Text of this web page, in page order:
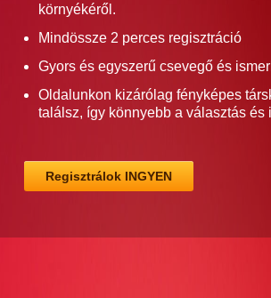
környékéről.
Mindössze 2 perces regisztráció
Gyors és egyszerű csevegő és
Oldalunkon kizárólag fényképes
találsz, így könnyebb a választás és
Regisztrálok INGYEN